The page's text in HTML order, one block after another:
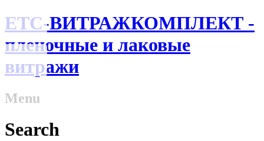
ЕТС-ВИТРАЖКОМПЛЕКТ -
пленочные и лаковые
витражи
Menu
Search